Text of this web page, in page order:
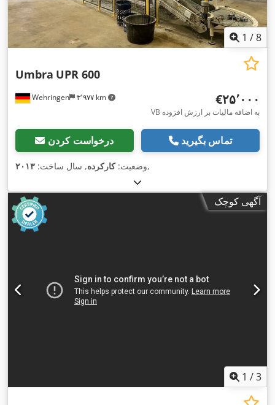
1 /8
Wehringen ۳٬۹۷۷ km
Umbra UPR 600
‎€۲۵٬۰۰۰
VB به اضافه مالیات بر ارزش افزوده
درخواست کردن تماس بگیرید
وضعیت:کارکرده, سال ساخت: ۲۰۱۳ ,
آگهی کوچک
1 /3